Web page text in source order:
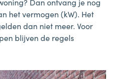
het vermogen (kW). Het
dan niet meer. Voor
blijven de regels